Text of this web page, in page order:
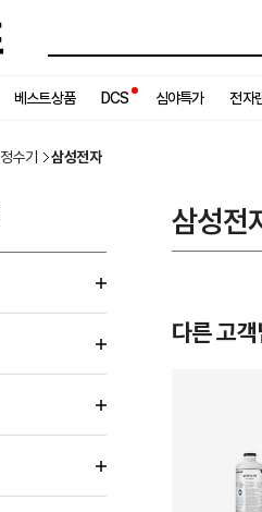
베스트상품 DCS 심야특가 전자
정수기 삼성전자
삼성전
다른 고